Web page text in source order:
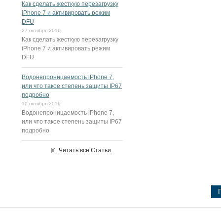
Как сделать жесткую перезагрузку
iPhone 7 и активировать режим
DFU
27 октября 2016
Как сделать жесткую перезагрузку
iPhone 7 и активировать режим
DFU
Водонепроницаемость iPhone 7,
или что такое степень защиты IP67
подробно
10 октября 2016
Водонепроницаемость iPhone 7,
или что такое степень защиты IP67
подробно
Читать все Статьи